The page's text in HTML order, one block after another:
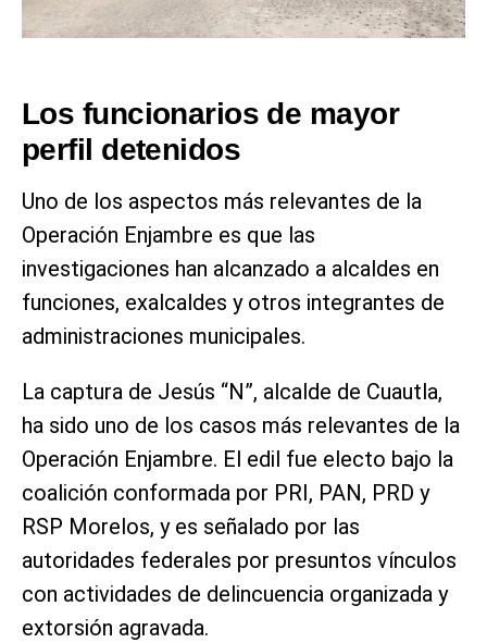
Los funcionarios de mayor
perfil detenidos
Uno de los aspectos más relevantes de la
Operación Enjambre es que las
investigaciones han alcanzado a alcaldes en
funciones, exalcaldes y otros integrantes de
administraciones municipales.
La captura de Jesús “N”, alcalde de Cuautla,
ha sido uno de los casos más relevantes de la
Operación Enjambre. El edil fue electo bajo la
coalición conformada por PRI, PAN, PRD y
RSP Morelos, y es señalado por las
autoridades federales por presuntos vínculos
con actividades de delincuencia organizada y
extorsión agravada.